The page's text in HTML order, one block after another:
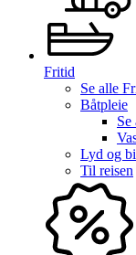
Fritid
Se alle
Båtpleie
Se
Lyd og
Til reisen